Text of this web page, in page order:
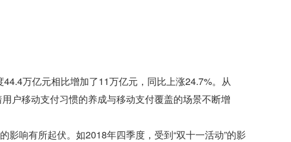
万亿元相比增加了11万亿元，同比上涨24.7%。从
户移动支付习惯的养成与移动支付覆盖的场景不断增
响有所起伏。如2018年四季度，受到“双十一活动”的影